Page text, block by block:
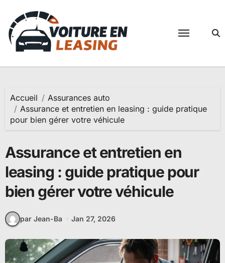
contenu
Accueil
Assurances auto
Assurance et entretien en leasing : guide pratique
pour bien gérer votre véhicule
Assurance et entretien en
leasing : guide pratique pour
bien gérer votre véhicule
par Jean-Ba Jan 27, 2026